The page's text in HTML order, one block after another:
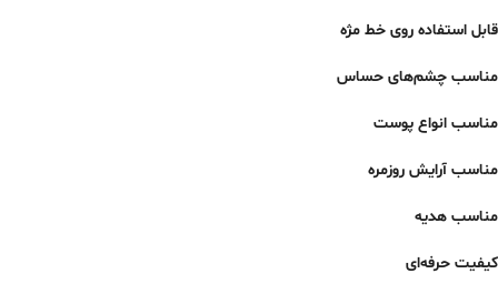
قابل استفاده روی خط مژه
مناسب چشم‌های حساس
مناسب انواع پوست
مناسب آرایش روزمره
مناسب هدیه
کیفیت حرفه‌ای